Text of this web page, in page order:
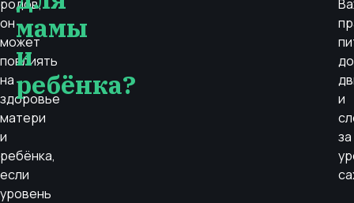
родов,
он
может
повлиять
на
здоровье
матери
и
ребёнка,
если
уровень
мамы
и
ребёнка?
и
за